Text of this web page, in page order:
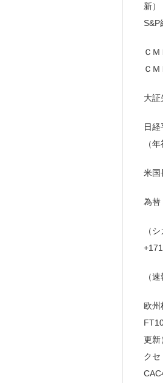
新）
S&P
Ｃ
Ｃ
大
日
（
米
為
（
（
欧州
更新
ク